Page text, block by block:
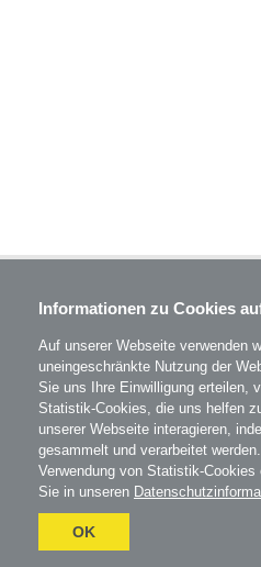
BZL - Bildungszentrum Lenzing
Im Grüntal 2
T: 07672 701-3531
office@bzl.at
BZLauf Facebook
BZLauf Instagram
Umgesetzt
Informationen zu Cookies
Auf unserer Webseite verwenden
uneingeschränkte Nutzung der
Sie uns Ihre Einwilligung erteilen,
Statistik-Cookies, die uns helfen
unserer Webseite interagieren,
gesammelt und verarbeitet
Verwendung von Statistik-
Sie in unseren
OK